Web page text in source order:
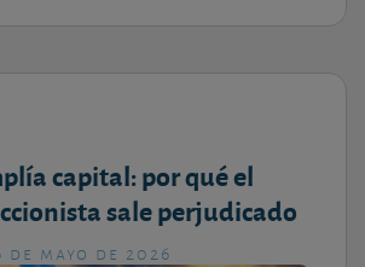
capital: por qué el
sale perjudicado
mayo de 2026